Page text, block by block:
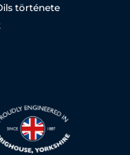
története